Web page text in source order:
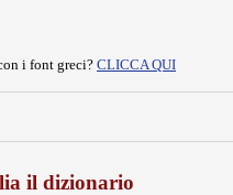
i font greci? CLICCA QUI
il dizionario